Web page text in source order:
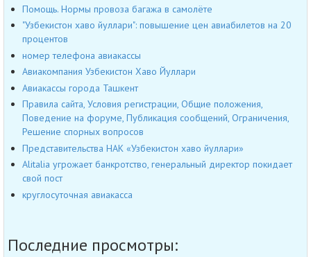
Помощь. Нормы провоза багажа в самолёте
"Узбекистон хаво йуллари": повышение цен авиабилетов на 20
процентов
номер телефона авиакассы
Авиакомпания Узбекистон Хаво Йуллари
Авиакассы города Ташкент
Правила сайта, Условия регистрации, Общие положения,
Поведение на форуме, Публикация сообщений, Ограничения,
Решение спорных вопросов
Представительства НАК «Узбекистон хаво йуллари»
Alitalia угрожает банкротство, генеральный директор покидает
свой пост
круглосуточная авиакасса
Последние просмотры: